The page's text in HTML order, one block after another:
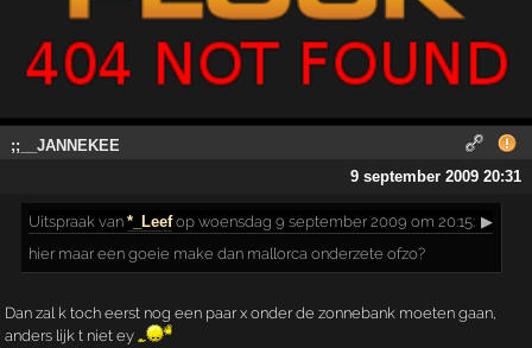
;;__JANNEKEE
9 september 2009 20:31
Uitspraak van*_Leefop woensdag 9 september 2009 om 20:15: ▶
hier maar een goeie make dan mallorca onderzete ofzo?
Dan zal k toch eerst nog een paar x onder de zonnebank moeten gaan,
anders lijk t niet ey